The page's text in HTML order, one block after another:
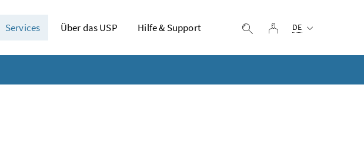
Services Über das USP Hilfe & Support Suche einblenden
Login
DE